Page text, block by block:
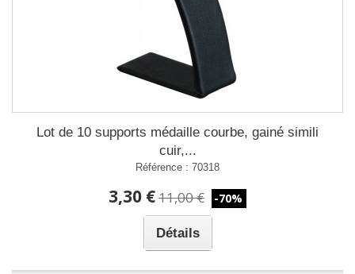
Lot de 10 supports médaille courbe, gainé simili
cuir,...
Référence : 70318
3,30 €11,00 € -70%
Détails